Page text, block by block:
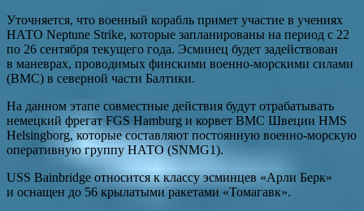
Уточняется, что военный корабль примет участие в учениях
НАТО Neptune Strike, которые запланированы на период с 22
по 26 сентября текущего года. Эсминец будет задействован
в маневрах, проводимых финскими военно-морскими силами
(ВМС) в северной части Балтики.
На данном этапе совместные действия будут отрабатывать
немецкий фрегат FGS Hamburg и корвет ВМС Швеции HMS
Helsingborg, которые составляют постоянную военно-морскую
оперативную группу НАТО (SNMG1).
USS Bainbridge относится к классу эсминцев «Арли Берк»
и оснащен до 56 крылатыми ракетами «Томагавк».